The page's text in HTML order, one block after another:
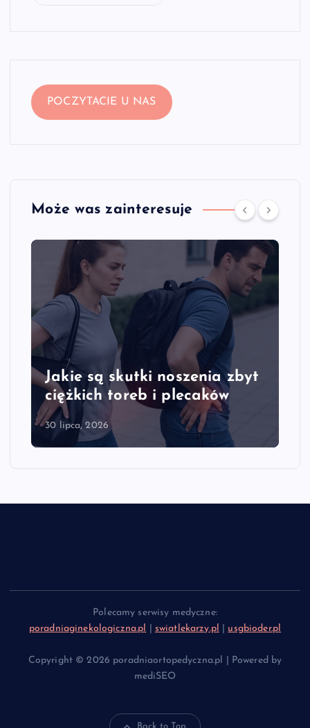
POCZYTACIE U NAS
Może was zainteresuje
noszenia zbyt
i plecaków
Jakie są objawy
kręgosłupa
28 lipca, 2026
Polecamy serwisy medyczne:
poradniaginekologiczna.pl
swiatlekarzy.pl usgbioder.pl
Copyright © 2026 poradniaortopedyczna.pl | Powered by
mediSEO